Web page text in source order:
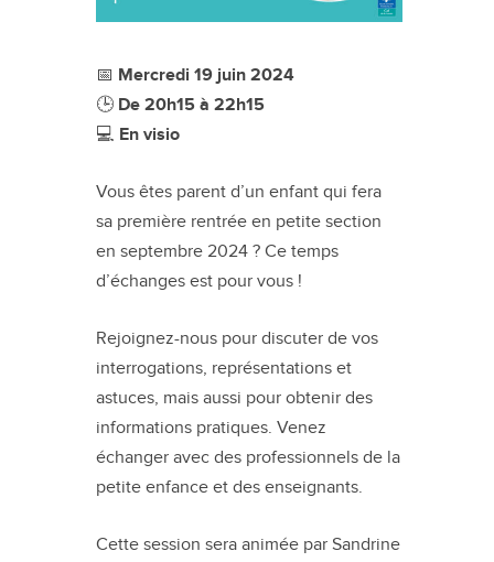
📅 Mercredi 19 juin 2024
🕒 De 20h15 à 22h15
💻 En visio
Vous êtes parent d’un enfant qui fera
sa première rentrée en petite section
en septembre 2024 ? Ce temps
d’échanges est pour vous !
Rejoignez-nous pour discuter de vos
interrogations, représentations et
astuces, mais aussi pour obtenir des
informations pratiques. Venez
échanger avec des professionnels de la
petite enfance et des enseignants.
Cette session sera animée par Sandrine